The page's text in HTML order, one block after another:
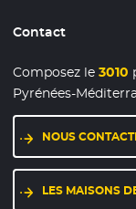
Contact
Composez le3010
Pyrénées-
NOUS
LES MAISONS